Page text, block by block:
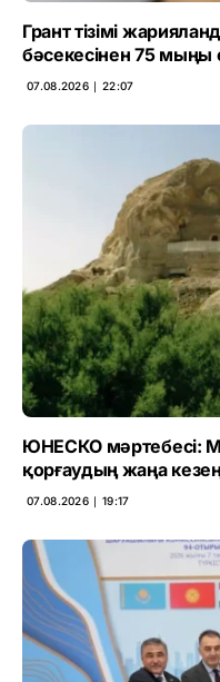
Грант тізімі
бәсекесінен 75 мыңы
07.08.2026 ∣ 22:07
ЮНЕСКО мәртебесі:
қорғаудың жаңа
07.08.2026 ∣ 19:17